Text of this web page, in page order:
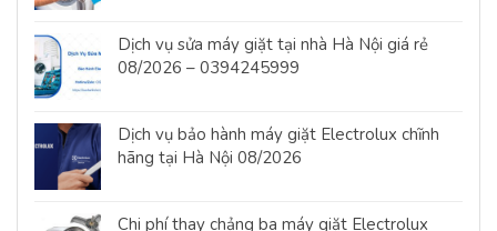
Dịch vụ sửa máy giặt tại nhà Hà Nội giá rẻ
08/2026 – 0394245999
Dịch vụ bảo hành máy giặt Electrolux chĩnh
hãng tại Hà Nội 08/2026
Chi phí thay chảng ba máy giặt Electrolux